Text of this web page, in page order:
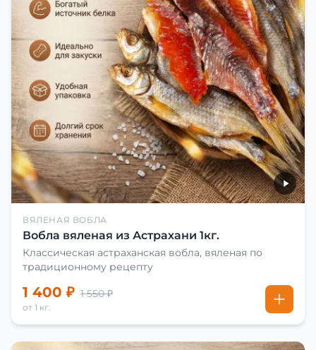
ВЯЛЕНАЯ ВОБЛА
Вобла вяленая из Астрахани 1кг.
Классическая астраханская вобла, вяленая по
традиционному рецепту
1 400 ₽ 1 550 ₽
от 1 кг.